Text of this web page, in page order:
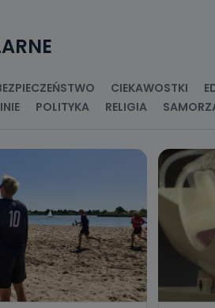
Państwa (lub
źródeł
adres
oraz
Jak
Można to
CIEKAWOSTKI
POLITYKA RELIGIA